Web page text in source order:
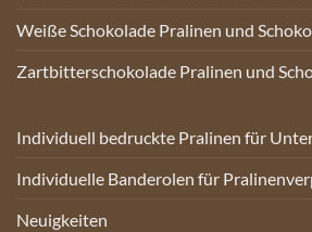
Weiße Schokolade Pralinen und
Zartbitterschokolade Pralinen und
Individuell bedruckte Pralinen für
Individuelle Banderolen für
Neuigkeiten